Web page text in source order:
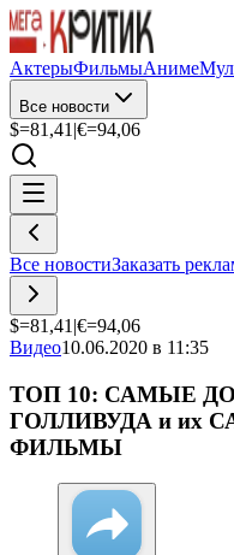
АктерыФильмыАниме
Все новости
$=81,41 |€=94,06
Все новостиЗаказать
$=81,41 |€=94,06
Видео10.06.2020 в 11:35
ТОП 10: САМЫЕ
ГОЛЛИВУДА и их
ФИЛЬМЫ